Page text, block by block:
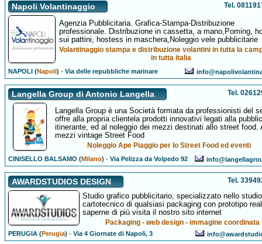
Napoli Volantinaggio Tel.
Agenzia Pubblicitaria. Grafica-Stampa-Distribuzione
professionale. Distribuzione in cassetta, a mano,Poming,
sui pattini, hostess in maschera,Noleggio vele pubblicitarie
Volantinaggio stampa e distribuzione volantini in tutta la
in tutta italia
NAPOLI (Napoli) -Via delle repubbliche marinare
Langella Group di Antonio Langella Tel.
Langella Group è una Società formata da professionisti del
offre alla propria clientela prodotti innovativi legati alla
itinerante, ed al noleggio dei mezzi destinati allo street food.
mezzi vintage Street Food
Noleggio Ape Piaggio per lo Street Food ed eventi
CINISELLO BALSAMO (Milano) -Via Pelizza da Volpedo 92
AWARDSTUDIOS DESIGN Tel.
Studio grafico pubblicitario, specializzato nello studio
cartotecnico di qualsiasi packaging con prototipo
saperne di più visita il nostro sito internet
Packaging - web design - immagine coordinata
PERUGIA (Perugia) -Via 4 Giornate di Napoli, 3